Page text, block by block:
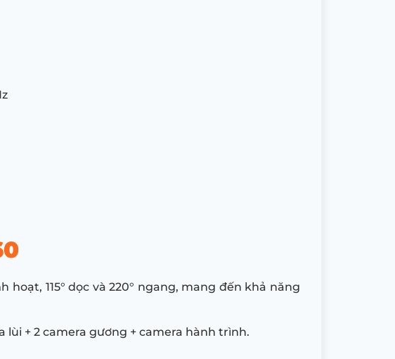
115° dọc và 220° ngang, mang đến khả năng
+ 2 camera gương + camera hành trình.